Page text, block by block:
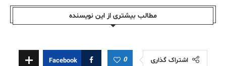
مطالب بیشتری از این نویسندە
اشتراک گذاری 0
Facebook